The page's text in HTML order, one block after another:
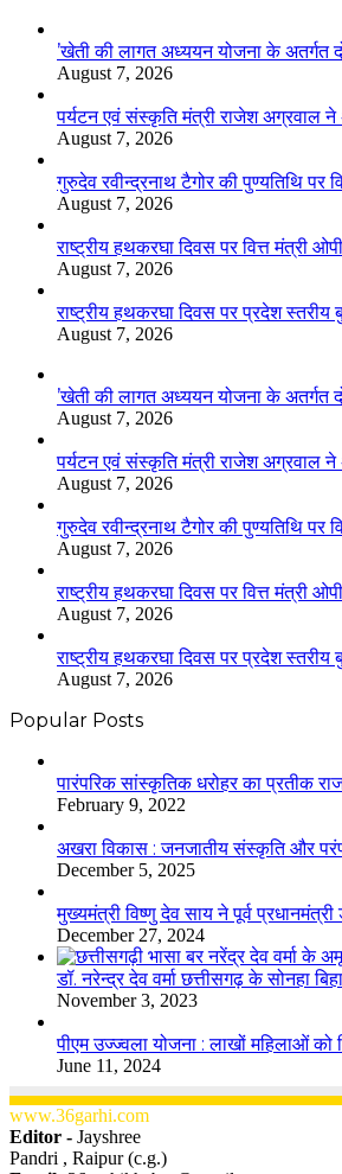
’खेती की लागत अध्ययन योजना के अतर्गत
August 7, 2026
पर्यटन एवं संस्कृति मंत्री राजेश अग्रवाल
August 7, 2026
गुरुदेव रवीन्द्रनाथ टैगोर की पुण्यतिथि पर
August 7, 2026
राष्ट्रीय हथकरघा दिवस पर वित्त मंत्री
August 7, 2026
राष्ट्रीय हथकरघा दिवस पर प्रदेश स्तरीय
August 7, 2026
’खेती की लागत अध्ययन योजना के अतर्गत
August 7, 2026
पर्यटन एवं संस्कृति मंत्री राजेश अग्रवाल
August 7, 2026
गुरुदेव रवीन्द्रनाथ टैगोर की पुण्यतिथि पर
August 7, 2026
राष्ट्रीय हथकरघा दिवस पर वित्त मंत्री
August 7, 2026
राष्ट्रीय हथकरघा दिवस पर प्रदेश स्तरीय
August 7, 2026
Popular Posts
​​​​​​​पारंपरिक सांस्कृतिक धरोहर का प्रतीक
February 9, 2022
अखरा विकास : जनजातीय संस्कृति और
December 5, 2025
मुख्यमंत्री विष्णु देव साय ने पूर्व
December 27, 2024
डॉ. नरेन्द्र देव वर्मा छत्तीसगढ़ के सोनहा
November 3, 2023
पीएम उज्ज्वला योजना : लाखों महिलाओं को
June 11, 2024
www.36garhi.com
Editor - Jayshree
Pandri , Raipur (c.g.)